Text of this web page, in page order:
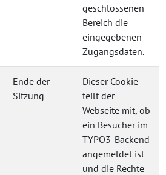
geschlossenen
Bereich die
eingegebenen
Zugangsdaten.
Ende der
Sitzung
Dieser Cookie
teilt der
Webseite mit, ob
ein Besucher im
TYPO3-Backend
angemeldet ist
und die Rechte